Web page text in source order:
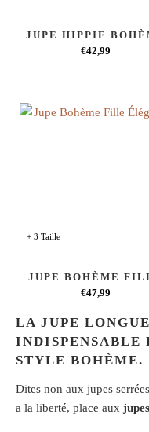
JUPE HIPPIE
€42,99
+ 3 Taille
JUPE BOHÈME
€47,99
LA JUPE
INDISPENSABLE
STYLE BOHÈME.
Dites non aux jupes
a la liberté, place aux